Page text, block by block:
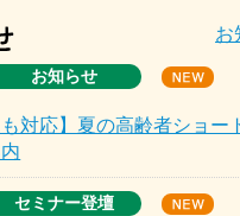
お
お知らせ
も対応】夏の高齢者ショー
セミナー登壇